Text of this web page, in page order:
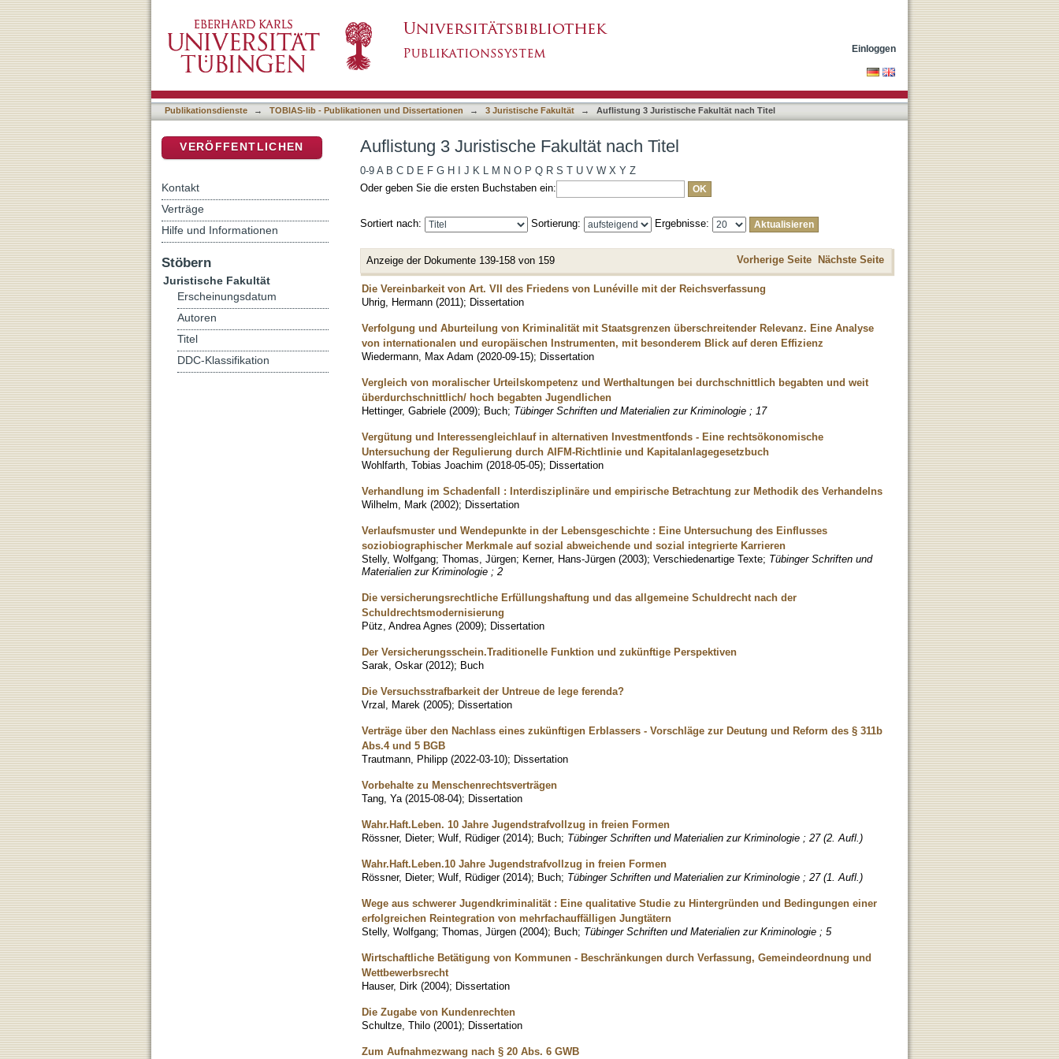
Einloggen
Publikationsdienste → TOBIAS-lib - Publikationen und Dissertationen → 3 Juristische Fakultät → Auflistung 3 Juristische Fakultät nach Titel
Auflistung 3 Juristische Fakultät nach Titel
0-9 A B C D E F G H J K L M N O P Q R S T U V W X Y Z
Oder geben Sie die ersten Buchstaben ein:
Sortiert nach: Sortierung: Ergebnisse:
Anzeige der Dokumente 139-158 von 159 Vorherige Seite Nächste Seite
Die Vereinbarkeit von Art. VII des Friedens von Lunéville mit der Reichsverfassung
Uhrig, Hermann (2011); Dissertation
Verfolgung und Aburteilung von Kriminalität mit Staatsgrenzen überschreitender Relevanz. Eine Analyse
von internationalen und europäischen Instrumenten, mit besonderem Blick auf deren Effizienz
Wiedermann, Max Adam (2020-09-15); Dissertation
Vergleich von moralischer Urteilskompetenz und Werthaltungen bei durchschnittlich begabten und weit
überdurchschnittlich/ hoch begabten Jugendlichen
Hettinger, Gabriele (2009); Buch; Tübinger Schriften und Materialien zur Kriminologie ; 17
Vergütung und Interessengleichlauf in alternativen Investmentfonds - Eine rechtsökonomische
Untersuchung der Regulierung durch AIFM-Richtlinie und Kapitalanlagegesetzbuch
Wohlfarth, Tobias Joachim (2018-05-05); Dissertation
Verhandlung im Schadenfall : Interdisziplinäre und empirische Betrachtung zur Methodik des Verhandelns
Wilhelm, Mark (2002); Dissertation
Verlaufsmuster und Wendepunkte in der Lebensgeschichte : Eine Untersuchung des Einflusses
soziobiographischer Merkmale auf sozial abweichende und sozial integrierte Karrieren
Stelly, Wolfgang; Thomas, Jürgen; Kerner, Hans-Jürgen (2003); Verschiedenartige Texte; Tübinger Schriften und
Materialien zur Kriminologie ; 2
Die versicherungsrechtliche Erfüllungshaftung und das allgemeine Schuldrecht nach der
Schuldrechtsmodernisierung
Pütz, Andrea Agnes (2009); Dissertation
Der Versicherungsschein.Traditionelle Funktion und zukünftige Perspektiven
Sarak, Oskar (2012); Buch
Die Versuchsstrafbarkeit der Untreue de lege ferenda?
Vrzal, Marek (2005); Dissertation
Verträge über den Nachlass eines zukünftigen Erblassers - Vorschläge zur Deutung und Reform des § 311b
Abs.4 und 5 BGB
Trautmann, Philipp (2022-03-10); Dissertation
Vorbehalte zu Menschenrechtsverträgen
Tang, Ya (2015-08-04); Dissertation
Wahr.Haft.Leben. 10 Jahre Jugendstrafvollzug in freien Formen
Rössner, Dieter; Wulf, Rüdiger (2014); Buch; Tübinger Schriften und Materialien zur Kriminologie ; 27 (2. Aufl.)
Wahr.Haft.Leben.10 Jahre Jugendstrafvollzug in freien Formen
Rössner, Dieter; Wulf, Rüdiger (2014); Buch; Tübinger Schriften und Materialien zur Kriminologie ; 27 (1. Aufl.)
Wege aus schwerer Jugendkriminalität : Eine qualitative Studie zu Hintergründen und Bedingungen einer
erfolgreichen Reintegration von mehrfachauffälligen Jungtätern
Stelly, Wolfgang; Thomas, Jürgen (2004); Buch; Tübinger Schriften und Materialien zur Kriminologie ; 5
Wirtschaftliche Betätigung von Kommunen - Beschränkungen durch Verfassung, Gemeindeordnung und
Wettbewerbsrecht
Hauser, Dirk (2004); Dissertation
Die Zugabe von Kundenrechten
Schultze, Thilo (2001); Dissertation
Zum Aufnahmezwang nach § 20 Abs. 6 GWB
VERÖFFENTLICHEN
Kontakt
Verträge
Hilfe und Informationen
Stöbern
Juristische Fakultät
Erscheinungsdatum
Autoren
Titel
DDC-Klassifikation